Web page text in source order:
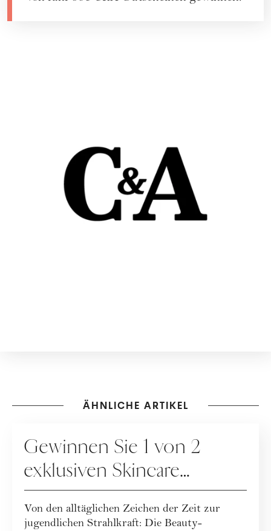
ÄHNLICHE ARTIKEL
Gewinnen Sie 1 von 2
exklusiven Skincare
Packages der
BEAUTYMANUFACTUR!
Von den alltäglichen Zeichen der Zeit zur
jugendlichen Strahlkraft: Die Beauty-